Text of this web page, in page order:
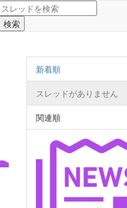
新着順
スレッドがありません
関連順